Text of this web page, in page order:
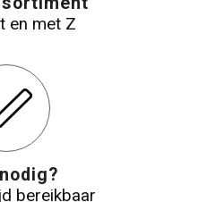
en met Z
bereikbaar